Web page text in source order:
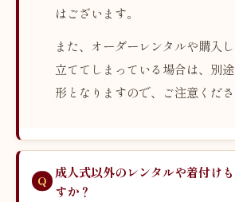
はございます。
また、オーダーレンタルや購入
立ててしまっている場合は、別
形となりますので、ご注意くださ
成人式以外のレンタルや着付け
すか？